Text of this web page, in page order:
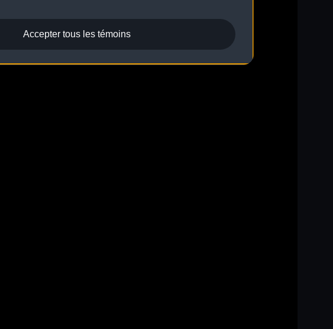
Accepter tous les témoins